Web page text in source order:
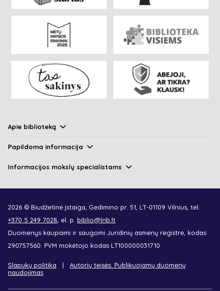
Apie biblioteką
Papildoma informacija
Informacijos mokslų specialistams
2026 © Biudžetinė įstaiga, Gedimino pr. 51, LT-01109 Vilnius, tel.
+370 5 249 7028 , el. p. biblio@lnb.lt
Duomenys kaupiami ir saugomi Juridinių asmenų registre, kodas
290757560. PVM mokėtojo kodas LT100000031710
Slapukų politika
Autorių teisės. Publikuojamų duomenų
naudojimas